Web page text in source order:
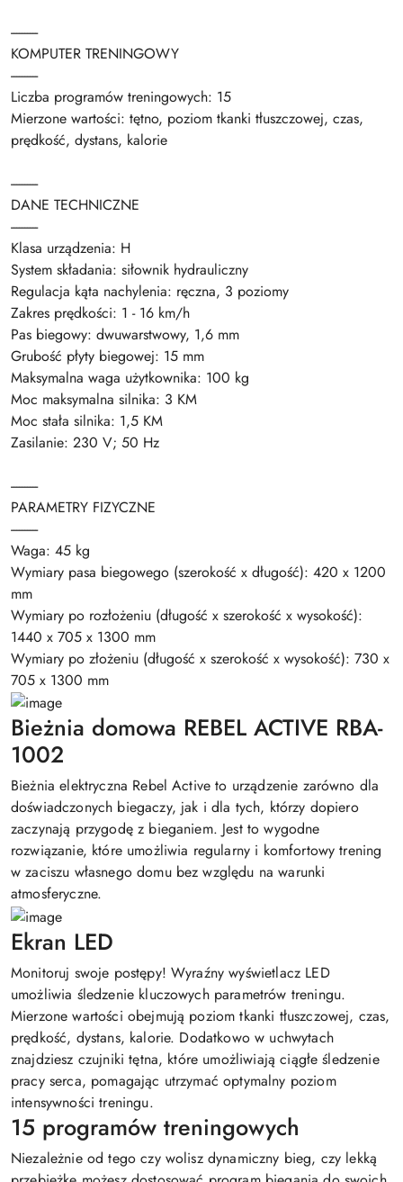
----------
KOMPUTER TRENINGOWY
----------
Liczba programów treningowych: 15
Mierzone wartości: tętno, poziom tkanki tłuszczowej, czas,
prędkość, dystans, kalorie
----------
DANE TECHNICZNE
----------
Klasa urządzenia: H
System składania: siłownik hydrauliczny
Regulacja kąta nachylenia: ręczna, 3 poziomy
Zakres prędkości: 1 - 16 km/h
Pas biegowy: dwuwarstwowy, 1,6 mm
Grubość płyty biegowej: 15 mm
Maksymalna waga użytkownika: 100 kg
Moc maksymalna silnika: 3 KM
Moc stała silnika: 1,5 KM
Zasilanie: 230 V; 50 Hz
----------
PARAMETRY FIZYCZNE
----------
Waga: 45 kg
Wymiary pasa biegowego (szerokość x długość): 420 x 1200
mm
Wymiary po rozłożeniu (długość x szerokość x wysokość):
1440 x 705 x 1300 mm
Wymiary po złożeniu (długość x szerokość x wysokość): 730 x
705 x 1300 mm
Bieżnia domowa REBEL ACTIVE RBA-
1002
Bieżnia elektryczna Rebel Active to urządzenie zarówno dla
doświadczonych biegaczy, jak i dla tych, którzy dopiero
zaczynają przygodę z bieganiem. Jest to wygodne
rozwiązanie, które umożliwia regularny i komfortowy trening
w zaciszu własnego domu bez względu na warunki
atmosferyczne.
Ekran LED
Monitoruj swoje postępy! Wyraźny wyświetlacz LED
umożliwia śledzenie kluczowych parametrów treningu.
Mierzone wartości obejmują poziom tkanki tłuszczowej, czas,
prędkość, dystans, kalorie. Dodatkowo w uchwytach
znajdziesz czujniki tętna, które umożliwiają ciągłe śledzenie
pracy serca, pomagając utrzymać optymalny poziom
intensywności treningu.
15 programów treningowych
Niezależnie od tego czy wolisz dynamiczny bieg, czy lekką